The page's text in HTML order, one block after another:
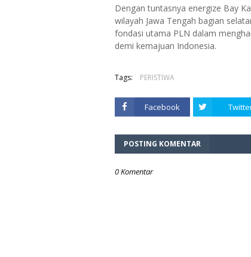
Dengan tuntasnya energize Bay
wilayah Jawa Tengah bagian
fondasi utama PLN dalam
demi kemajuan Indonesia.
Tags: PERISTIWA
Facebook
POSTING KOMENTAR
0 Komentar